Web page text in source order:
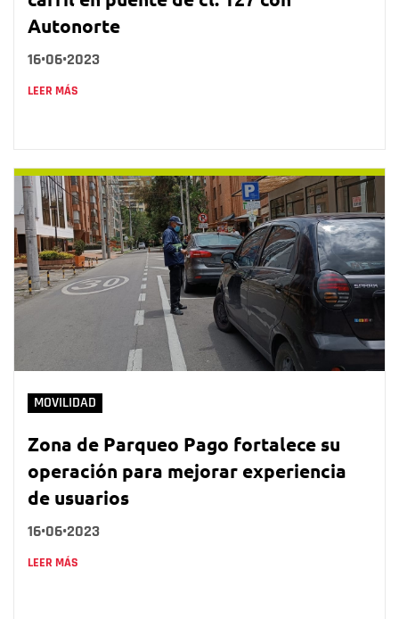
Autonorte
16•06•2023
LEER MÁS
MOVILIDAD
Zona de Parqueo Pago fortalece su
operación para mejorar experiencia
de usuarios
16•06•2023
LEER MÁS